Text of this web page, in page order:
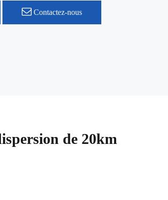
Contactez-nous
de 20km